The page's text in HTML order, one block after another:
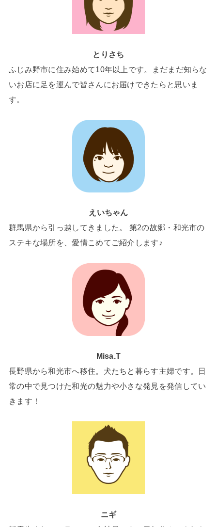
とりさち
ふじみ野市に住み始めて10年以上です。まだまだ知らな
いお店に足を運んで皆さんにお届けできたらと思いま
す。
えいちゃん
群馬県から引っ越してきました。 第2の故郷・和光市の
ステキな場所を、愛情こめてご紹介します♪
Misa.T
長野県から和光市へ移住。犬たちと暮らす主婦です。日
常の中で見つけた和光の魅力や小さな発見を発信してい
きます！
ニギ